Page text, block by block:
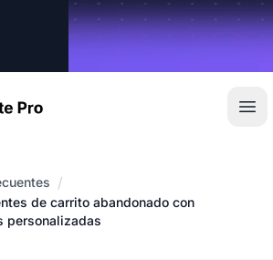
/
de carrito abandonado con
personalizadas